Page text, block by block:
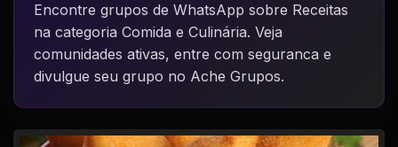
Encontre grupos de WhatsApp sobre Receitas
na categoria Comida e Culinária. Veja
comunidades ativas, entre com seguranca e
divulgue seu grupo no Ache Grupos.